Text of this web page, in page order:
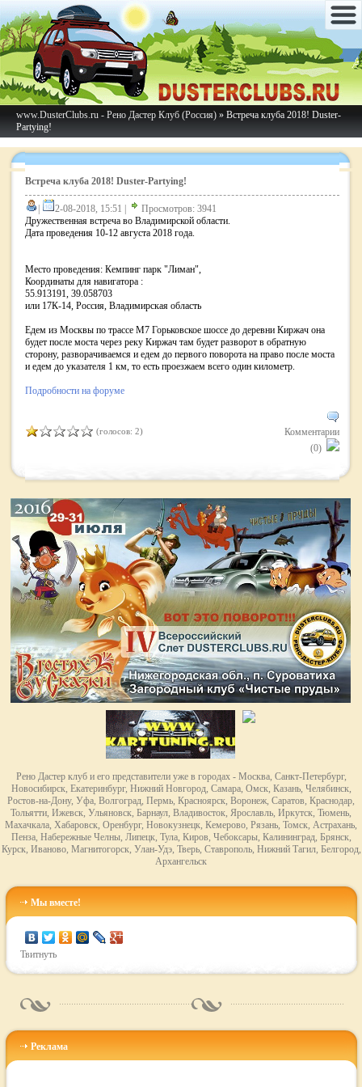
www.DusterClubs.ru - Рено Дастер Клуб (Россия) » Встреча клуба 2018! Duster-
Partying!
Встреча клуба 2018! Duster-Partying!
2-08-2018, 15:51 |
Просмотров: 3941
Дружественная встреча во Владимирской области.
Дата проведения 10-12 августа 2018 года.
Место проведения: Кемпинг парк "Лиман",
Координаты для навигатора :
55.913191, 39.058703
или 17К-14, Россия, Владимирская область
Едем из Москвы по трассе М7 Горьковское шоссе до деревни Киржач она
будет после моста через реку Киржач там будет разворот в обратную
сторону, разворачиваемся и едем до первого поворота на право после моста
и едем до указателя 1 км, то есть проезжаем всего один километр.
Подробности на форуме
(голосов: 2)
Комментарии
(0)
Рено Дастер клуб и его представители уже в городах - Москва, Санкт-Петербург,
Новосибирск, Екатеринбург, Нижний Новгород, Самара, Омск, Казань, Челябинск,
Ростов-на-Дону, Уфа, Волгоград, Пермь, Красноярск, Воронеж, Саратов, Краснодар,
Тольятти, Ижевск, Ульяновск, Барнаул, Владивосток, Ярославль, Иркутск, Тюмень,
Махачкала, Хабаровск, Оренбург, Новокузнецк, Кемерово, Рязань, Томск, Астрахань,
Пенза, Набережные Челны, Липецк, Тула, Киров, Чебоксары, Калининград, Брянск,
Курск, Иваново, Магнитогорск, Улан-Удэ, Тверь, Ставрополь, Нижний Тагил, Белгород,
Архангельск
Мы вместе!
Твитнуть
Реклама